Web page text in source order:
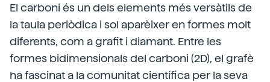
El carboni és un dels elements més versàtils de
la taula periòdica i sol aparèixer en formes molt
diferents, com a grafit i diamant. Entre les
formes bidimensionals del carboni (2D), el grafè
ha fascinat a la comunitat científica per la seva